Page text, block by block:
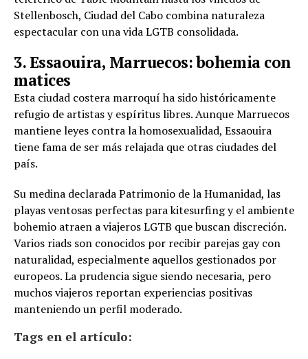
Stellenbosch, Ciudad del Cabo combina naturaleza
espectacular con una vida LGTB consolidada.
3. Essaouira, Marruecos: bohemia con
matices
Esta ciudad costera marroquí ha sido históricamente
refugio de artistas y espíritus libres. Aunque Marruecos
mantiene leyes contra la homosexualidad, Essaouira
tiene fama de ser más relajada que otras ciudades del
país.
Su medina declarada Patrimonio de la Humanidad, las
playas ventosas perfectas para kitesurfing y el ambiente
bohemio atraen a viajeros LGTB que buscan discreción.
Varios riads son conocidos por recibir parejas gay con
naturalidad, especialmente aquellos gestionados por
europeos. La prudencia sigue siendo necesaria, pero
muchos viajeros reportan experiencias positivas
manteniendo un perfil moderado.
Tags en el artículo: